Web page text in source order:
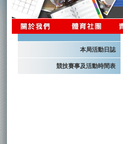
本局活動日誌
競技賽事及活動時間表